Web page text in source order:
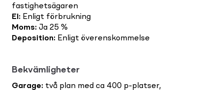
fastighetsägaren
El : Enligt förbrukning
Moms: Ja 25 %
Deposition: Enligt överenskommelse
Bekvämligheter
Garage: två plan med ca 400 p-platser,